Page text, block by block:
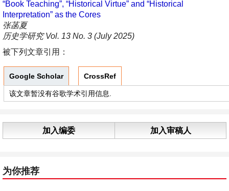
“Book Teaching”, “Historical Virtue” and “Historical
Interpretation” as the Cores
张菡夏
历史学研究 Vol. 13 No. 3 (July 2025)
被下列文章引用：
Google Scholar CrossRef
该文章暂没有谷歌学术引用信息.
加入编委 加入审稿人
为你推荐